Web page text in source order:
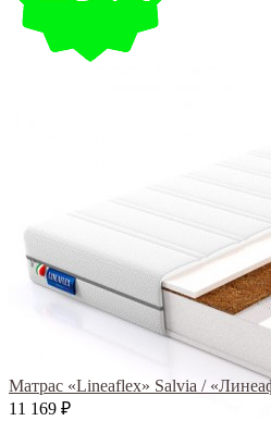
Матрас «Lineaflex» Salvia /
11 169 ₽